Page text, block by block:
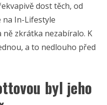
dost těch, od
na In-Lifestyle
ně zkrátka nezabíralo. K
a to nedlouho před
byl jeho